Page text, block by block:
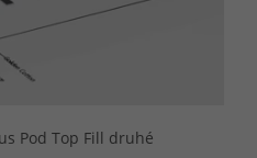
Pod Top Fill druhé